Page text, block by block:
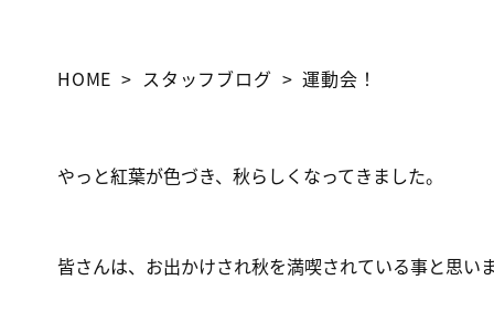
HOME スタッフブログ 運動会！
やっと紅葉が色づき、秋らしくなってきました。
皆さんは、お出かけされ秋を満喫されている事と思い